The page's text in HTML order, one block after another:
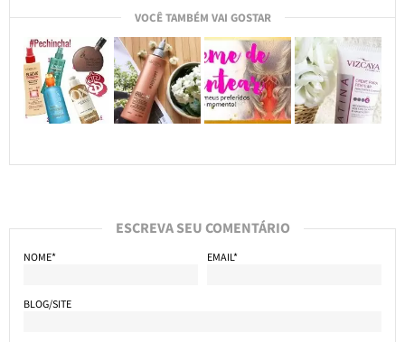
VOCÊ TAMBÉM VAI GOSTAR
ESCREVA SEU COMENTÁRIO
NOME* EMAIL*
BLOG/SITE